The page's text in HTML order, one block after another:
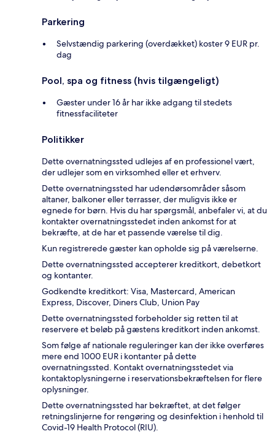
Parkering
Selvstændig parkering (overdækket) koster 9 EUR pr.
dag
Pool, spa og fitness (hvis tilgængeligt)
Gæster under 16 år har ikke adgang til stedets
fitnessfaciliteter
Politikker
Dette overnatningssted udlejes af en professionel vært,
der udlejer som en virksomhed eller et erhverv.
Dette overnatningssted har udendørsområder såsom
altaner, balkoner eller terrasser, der muligvis ikke er
egnede for børn. Hvis du har spørgsmål, anbefaler vi, at du
kontakter overnatningsstedet inden ankomst for at
bekræfte, at de har et passende værelse til dig.
Kun registrerede gæster kan opholde sig på værelserne.
Dette overnatningssted accepterer kreditkort, debetkort
og kontanter.
Godkendte kreditkort: Visa, Mastercard, American
Express, Discover, Diners Club, Union Pay
Dette overnatningssted forbeholder sig retten til at
reservere et beløb på gæstens kreditkort inden ankomst.
Som følge af nationale reguleringer kan der ikke overføres
mere end 1000 EUR i kontanter på dette
overnatningssted. Kontakt overnatningsstedet via
kontaktoplysningerne i reservationsbekræftelsen for flere
oplysninger.
Dette overnatningssted har bekræftet, at det følger
retningslinjerne for rengøring og desinfektion i henhold til
Covid-19 Health Protocol (RIU).